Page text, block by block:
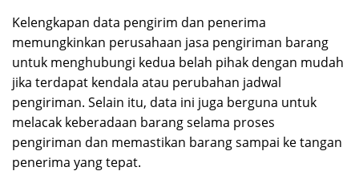
Kelengkapan data pengirim dan penerima
memungkinkan perusahaan jasa pengiriman barang
untuk menghubungi kedua belah pihak dengan mudah
jika terdapat kendala atau perubahan jadwal
pengiriman. Selain itu, data ini juga berguna untuk
melacak keberadaan barang selama proses
pengiriman dan memastikan barang sampai ke tangan
penerima yang tepat.